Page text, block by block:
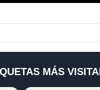
MÁS